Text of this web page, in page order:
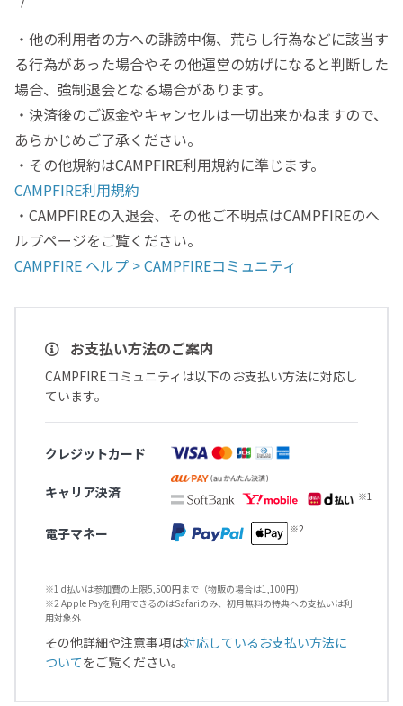
・他の利用者の方への誹謗中傷、荒らし行為などに該当す
る行為があった場合やその他運営の妨げになると判断した
場合、強制退会となる場合があります。
・決済後のご返金やキャンセルは一切出来かねますので、
あらかじめご了承ください。
・その他規約はCAMPFIRE利用規約に準じます。
CAMPFIRE利用規約
・CAMPFIREの入退会、その他ご不明点はCAMPFIREのヘ
ルプページをご覧ください。
CAMPFIRE ヘルプ > CAMPFIREコミュニティ
お支払い方法のご案内
CAMPFIREコミュニティは以下のお支払い方法に対応し
ています。
クレジットカード
キャリア決済
電子マネー
※1 d払いは参加費の上限5,500円まで（物販の場合は1,100円）
※2 Apple Payを利用できるのはSafariのみ、初月無料の特典への支払いは利
用対象外
その他詳細や注意事項は対応しているお支払い方法に
ついてをご覧ください。